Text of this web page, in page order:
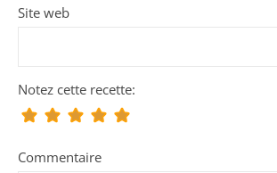
Site web
Notez cette recette:
Commentaire